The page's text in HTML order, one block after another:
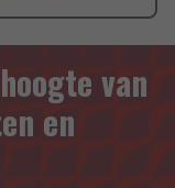
van
en